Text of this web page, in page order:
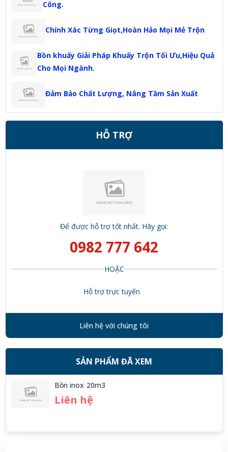
Công.
Chính Xác Từng Giọt,Hoàn Hảo Mọi Mẻ Trộn
Bồn khuấy Giải Pháp Khuấy Trộn Tối Ưu,Hiệu Quả
Cho Mọi Ngành.
Đảm Bảo Chất Lượng, Nâng Tầm Sản Xuất
HỖ TRỢ
Để được hỗ trợ tốt nhất. Hãy gọi:
0982 777 642
HOẶC
Hỗ trợ trực tuyến
Liên hệ với chúng tôi
SẢN PHẨM ĐÃ XEM
Bồn inox 20m3
Liên hệ